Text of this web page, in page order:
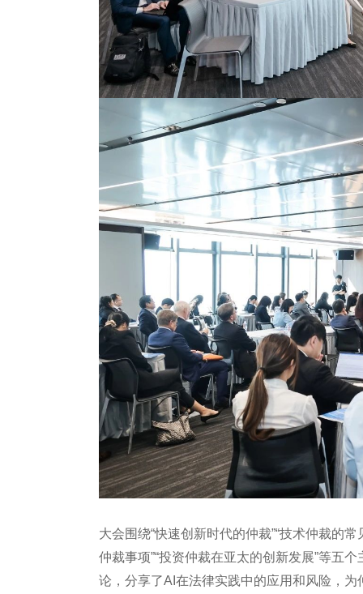
大会围绕“快速创新时代的仲裁”“技术仲裁的
仲裁事项”“投资仲裁在亚太的创新发展”等五
论，分享了AI在法律实践中的应用和风险，